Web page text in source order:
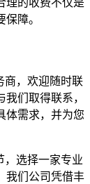
障。
商，欢迎随时联
们取得联系，
体需求，并为您
，选择一家专业
我们公司凭借丰